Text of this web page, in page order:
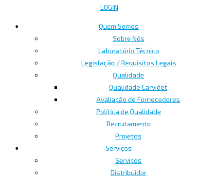
LOGIN
Quem Somos
Sobre Nós
Laboratório Técnico
Legislação / Requisitos Legais
Qualidade
Qualidade Carvidet
Avaliação de Fornecedores
Política de Qualidade
Recrutamento
Projetos
Serviços
Serviços
Distribuidor